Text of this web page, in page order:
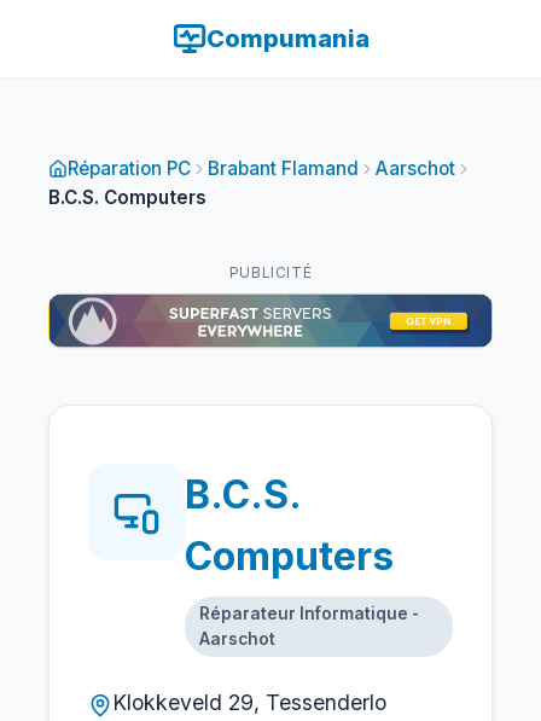
Compumania
Réparation PC Brabant Flamand
Aarschot
B.C.S. Computers
PUBLICITÉ
B.C.S.
Computers
Réparateur Informatique -
Aarschot
Klokkeveld 29, Tessenderlo